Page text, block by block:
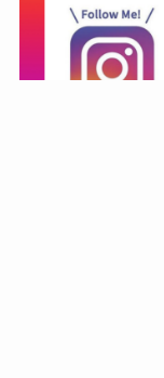
⑤みんなのたより